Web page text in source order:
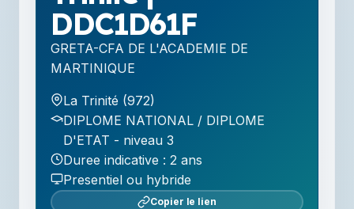
DDC1D61F
GRETA-CFA DE L'ACADEMIE DE
MARTINIQUE
La Trinité (972)
DIPLOME NATIONAL / DIPLOME
D'ETAT - niveau 3
Duree indicative : 2 ans
Presentiel ou hybride
Copier le lien